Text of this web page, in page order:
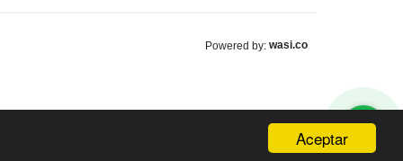
Aceptar
Powered by: wasi.co